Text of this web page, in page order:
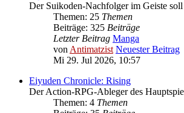
Der Suikoden-Nachfolger im Geiste soll
Themen: 25 Themen
Beiträge: 325 Beiträge
Letzter Beitrag Manga
vonAntimatzist Neuester Beitrag
Mi 29. Jul 2026, 10:57
Eiyuden Chronicle: Rising
Der Action-RPG-Ableger des
Themen: 4 Themen